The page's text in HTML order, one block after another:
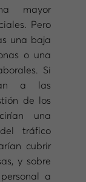
mayor
Pero
una baja
o una
Si
a las
de los
una
tráfico
cubrir
y sobre
a